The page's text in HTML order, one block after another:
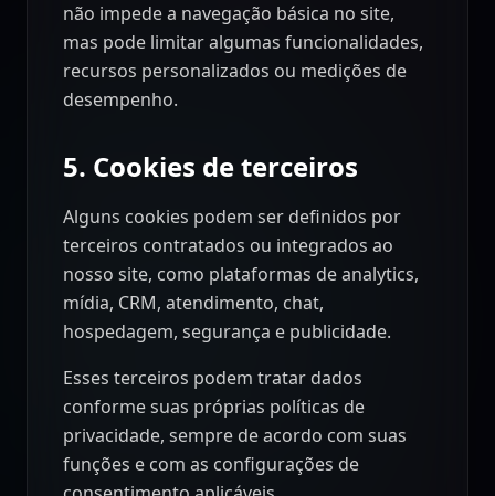
não impede a navegação básica no site,
mas pode limitar algumas funcionalidades,
recursos personalizados ou medições de
desempenho.
5. Cookies de terceiros
Alguns cookies podem ser definidos por
terceiros contratados ou integrados ao
nosso site, como plataformas de analytics,
mídia, CRM, atendimento, chat,
hospedagem, segurança e publicidade.
Esses terceiros podem tratar dados
conforme suas próprias políticas de
privacidade, sempre de acordo com suas
funções e com as configurações de